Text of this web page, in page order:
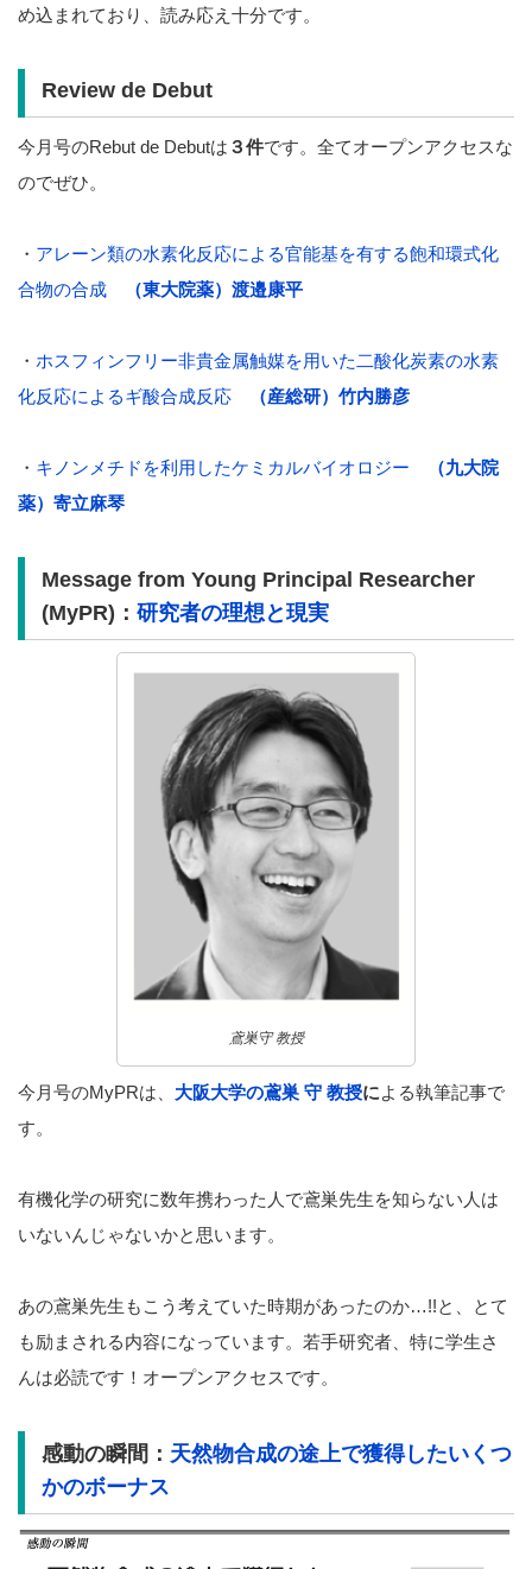
め込まれており、読み応え十分です。
Review de Debut
今月号のRebut de Debutは ３件です。全てオープンアクセスな
のでぜひ。
・ アレーン類の水素化反応による官能基を有する飽和環式化
合物の合成
（東大院薬）渡邉康平
・ ホスフィンフリー非貴金属触媒を用いた二酸化炭素の水素
化反応によるギ酸合成反応
（産総研）竹内勝彦
・ キノンメチドを利用したケミカルバイオロジー
（九大院
薬）寄立麻琴
Message from Young Principal Researcher
(MyPR)： 研究者の理想と現実
鳶巣守 教授
今月号のMyPRは、 大阪大学の鳶巣 守 教授による執筆記事で
す。
有機化学の研究に数年携わった人で鳶巣先生を知らない人は
いないんじゃないかと思います。
あの鳶巣先生もこう考えていた時期があったのか…!!と、とて
も励まされる内容になっています。若手研究者、特に学生さ
んは必読です！オープンアクセスです。
感動の瞬間： 天然物合成の途上で獲得したいくつ
かのボーナス